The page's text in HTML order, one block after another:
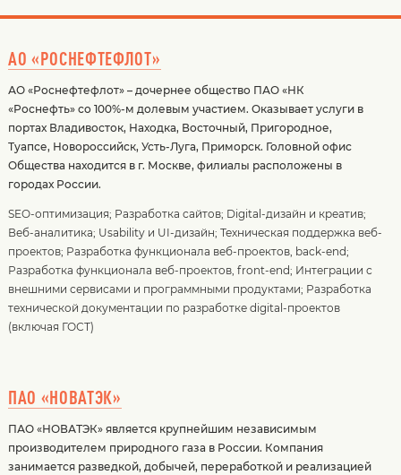
АО «РОСНЕФТЕФЛОТ»
АО «Роснефтефлот» – дочернее общество ПАО «НК
«Роснефть» со 100%-м долевым участием. Оказывает услуги в
портах Владивосток, Находка, Восточный, Пригородное,
Туапсе, Новороссийск, Усть-Луга, Приморск. Головной офис
Общества находится в г. Москве, филиалы расположены в
городах России.
SEO-оптимизация; Разработка сайтов; Digital-дизайн и креатив;
Веб-аналитика; Usability и UI-дизайн; Техническая поддержка веб-
проектов; Разработка функционала веб-проектов, back-end;
Разработка функционала веб-проектов, front-end; Интеграции с
внешними сервисами и программными продуктами; Разработка
технической документации по разработке digital-проектов
(включая ГОСТ)
ПАО «НОВАТЭК»
ПАО «НОВАТЭК» является крупнейшим независимым
производителем природного газа в России. Компания
занимается разведкой, добычей, переработкой и реализацией